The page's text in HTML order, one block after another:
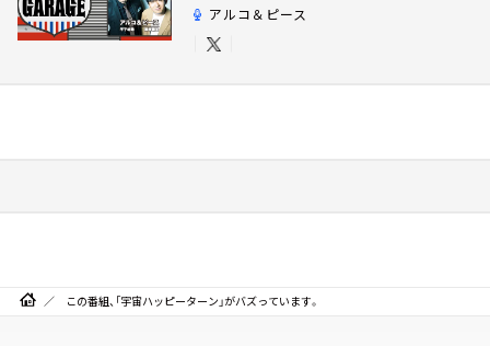
アルコ＆ピース
この番組、「宇宙ハッピーターン」がバズっています。